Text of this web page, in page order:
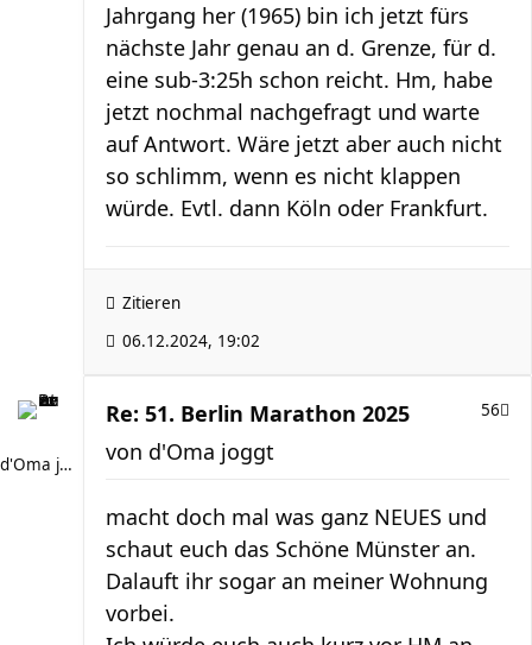
Jahrgang her (1965) bin ich jetzt fürs
nächste Jahr genau an d. Grenze, für d.
eine sub-3:25h schon reicht. Hm, habe
jetzt nochmal nachgefragt und warte
auf Antwort. Wäre jetzt aber auch nicht
so schlimm, wenn es nicht klappen
würde. Evtl. dann Köln oder Frankfurt.
Zitieren
06.12.2024, 19:02
d'Oma joggt
Re: 51. Berlin Marathon 2025 56
von d'Oma joggt
macht doch mal was ganz NEUES und
schaut euch das Schöne Münster an.
Dalauft ihr sogar an meiner Wohnung
vorbei.